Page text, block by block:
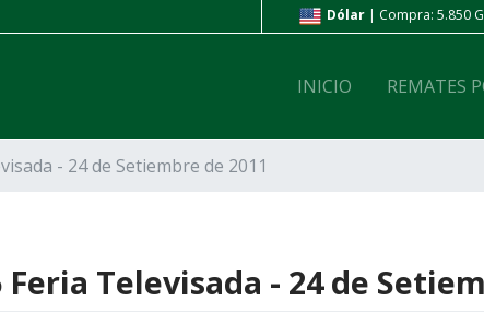
Dólar| Compra: 5.850
INICIO REMATES
- 24 de Setiembre de 2011
Feria Televisada - 24 de